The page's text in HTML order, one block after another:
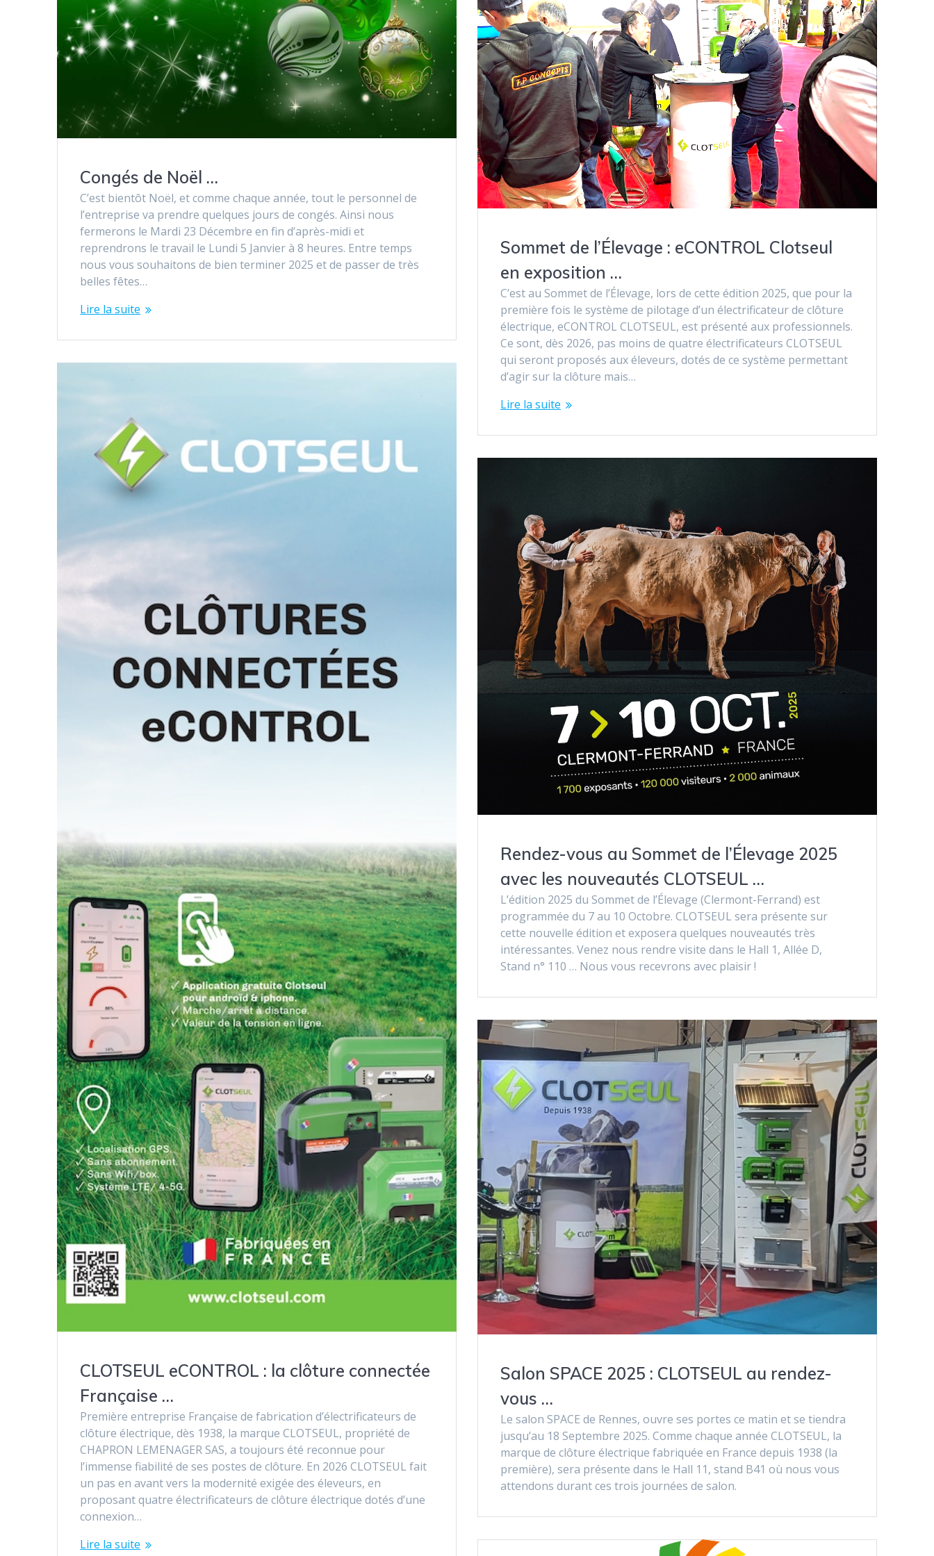
Congés de Noël …
C’est bientôt Noël, et comme chaque année, tout le personnel de
l’entreprise va prendre quelques jours de congés. Ainsi nous
fermerons le Mardi 23 Décembre en fin d’après-midi et
reprendrons le travail le Lundi 5 Janvier à 8 heures. Entre temps
nous vous souhaitons de bien terminer 2025 et de passer de très
belles fêtes…
Lire la suite
Sommet de l’Élevage : eCONTROL Clotseul
en exposition …
C’est au Sommet de l’Élevage, lors de cette édition 2025, que pour la
première fois le système de pilotage d’un électrificateur de clôture
électrique, eCONTROL CLOTSEUL, est présenté aux professionnels.
Ce sont, dès 2026, pas moins de quatre électrificateurs CLOTSEUL
qui seront proposés aux éleveurs, dotés de ce système permettant
d’agir sur la clôture mais…
Lire la suite
CLOTSEUL eCONTROL : la clôture connectée
Française …
Première entreprise Française de fabrication d’électrificateurs de
clôture électrique, dès 1938, la marque CLOTSEUL, propriété de
CHAPRON LEMENAGER SAS, a toujours été reconnue pour
l’immense fiabilité de ses postes de clôture. En 2026 CLOTSEUL fait
un pas en avant vers la modernité exigée des éleveurs, en
proposant quatre électrificateurs de clôture électrique dotés d’une
connexion…
Lire la suite
Rendez-vous au Sommet de l’Élevage 2025
avec les nouveautés CLOTSEUL …
L’édition 2025 du Sommet de l’Élevage (Clermont-Ferrand) est
programmée du 7 au 10 Octobre. CLOTSEUL sera présente sur
cette nouvelle édition et exposera quelques nouveautés très
intéressantes. Venez nous rendre visite dans le Hall 1, Allée D,
Stand n° 110 … Nous vous recevrons avec plaisir !
Salon SPACE 2025 : CLOTSEUL au rendez-
vous …
Le salon SPACE de Rennes, ouvre ses portes ce matin et se tiendra
jusqu’au 18 Septembre 2025. Comme chaque année CLOTSEUL, la
marque de clôture électrique fabriquée en France depuis 1938 (la
première), sera présente dans le Hall 11, stand B41 où nous vous
attendons durant ces trois journées de salon.